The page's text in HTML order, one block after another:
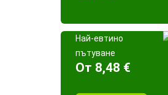
Най-евтино
пътуване
Oт 8,48 €